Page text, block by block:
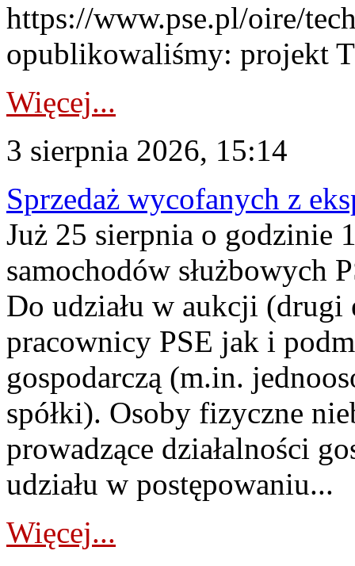
https://www.pse.pl/oire/
opublikowaliśmy: projekt
Więcej...
3 sierpnia 2026, 15:14
Sprzedaż wycofanych z
Już 25 sierpnia o godzinie
samochodów służbowych
Do udziału w aukcji (drugi
pracownicy PSE jak i
gospodarczą (m.in.
spółki). Osoby fizyczne
prowadzące działalności
udziału w postępowaniu...
Więcej...